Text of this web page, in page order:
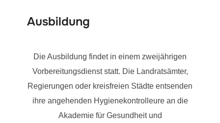
Ausbildung
Die Ausbildung findet in einem zweijährigen
Vorbereitungsdienst statt. Die Landratsämter,
Regierungen oder kreisfreien Städte entsenden
ihre angehenden Hygienekontrolleure an die
Akademie für Gesundheit und